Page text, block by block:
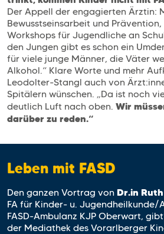
Der Appell der engagierten Ärztin:
Bewusstseinsarbeit und Prävention,
Workshops für Jugendliche an
den Jungen gibt es schon ein
für viele junge Männer, die Väter
Alkohol.“ Klare Worte und mehr
Leodolter-Stangl auch von
Spitälern wünschen. „Da ist noch
deutlich Luft nach oben. Wir
darüber zu reden.“
Leben mit FASD
Den ganzen Vortrag von Dr.in
FA für Kinder- u. Jugendheilkunde/
FASD-Ambulanz KJP Oberwart,
der Mediathek des Vorarlberger